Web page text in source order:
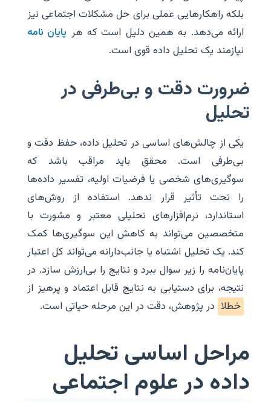
بلکه راهکارهایی عملی برای حل مشکلات اجتماعی نیز
ارائه می‌دهد. به همین دلیل است که هر پایان نامه
نیازمند یک تحلیل داده قوی است.
ضرورت دقت و بی‌طرفی در
تحلیل
یکی از چالش‌های اساسی در تحلیل داده، حفظ دقت و
بی‌طرفی است. محقق باید مراقب باشد که
سوگیری‌های شخصی یا فرضیات اولیه، تفسیر داده‌ها
را تحت تأثیر قرار ندهد. استفاده از روش‌های
استاندارد، نرم‌افزارهای تحلیلی معتبر و مشورت با
متخصصین می‌تواند به کاهش این سوگیری‌ها کمک
کند. یک تحلیل اشتباه یا جانب‌دارانه می‌تواند کل اعتبار
پایان‌نامه را زیر سوال ببرد و نتایج را بی‌ارزش سازد. در
نتیجه، برای دستیابی به نتایج قابل اعتماد و پرهیز از
خطلا در پژوهش، دقت در این مرحله حیاتی است.
مراحل اساسی تحلیل
داده در علوم اجتماعی